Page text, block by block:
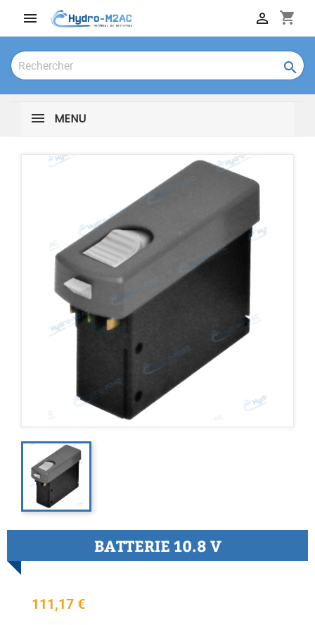
 shopping_cart


MENU
BATTERIE 10.8 V
111,17 €